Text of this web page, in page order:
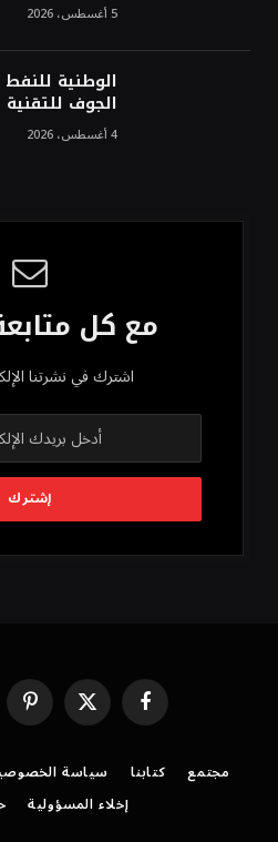
5 أغسطس، 2026
الوطنية
الجوف
4 أغسطس، 2026
مع كل
اشترك في نشرتنا
فيسبوك X
(Twitter)
مجتمع كتابنا سياسة
إخلاء المسؤولية